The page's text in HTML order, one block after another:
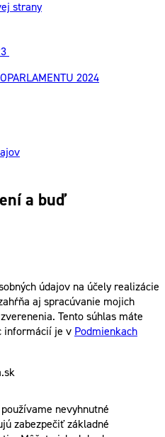
strany
2024
a buď
údajov na účely realizácie
aj spracúvanie mojich
Tento súhlas máte
informácií je v Podmienkach
nevyhnutné
zabezpečiť základné